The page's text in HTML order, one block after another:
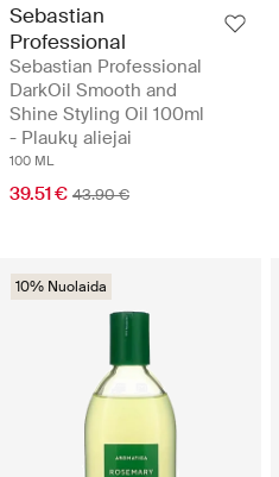
Sebastian
Professional
Sebastian Professional
DarkOil Smooth and
Shine Styling Oil 100ml
- Plaukų aliejai
100 ML
39.51 € 43.90 €
10% Nuolaida